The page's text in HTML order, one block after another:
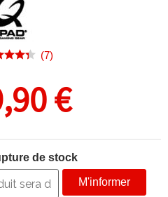
(7)
€
de stock
M'informer